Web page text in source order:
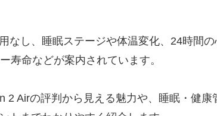
なし、睡眠ステージや体温変化、24時間の
寿命などが案内されています。
2 Airの評判から見える魅力や、睡眠・健康